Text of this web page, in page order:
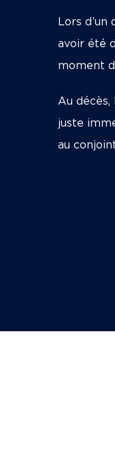
Lors d’un
avoir été
moment
Au décès,
juste
au